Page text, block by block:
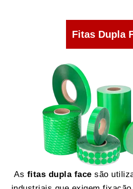
Fitas Dupla
As fitas dupla face são